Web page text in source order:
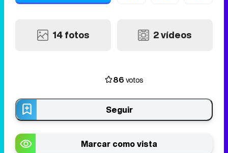
14 fotos 2 vídeos
86votos
Seguir
Marcar como vista